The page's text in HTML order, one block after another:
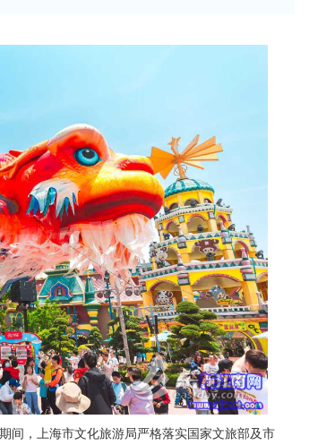
间，上海市文化旅游局严格落实国家文旅部及市